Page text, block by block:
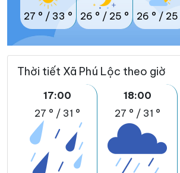
27 ° / 33 ° 26 ° / 25 ° 26 ° / 25
Thời tiết Xã Phú Lộc theo giờ
17:00
27 ° / 31 °
18:00
27 ° / 31 °